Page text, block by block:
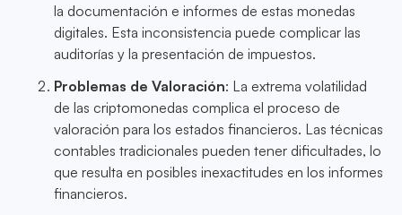
la documentación e informes de estas monedas
digitales. Esta inconsistencia puede complicar las
auditorías y la presentación de impuestos.
Problemas de Valoración: La extrema volatilidad
de las criptomonedas complica el proceso de
valoración para los estados financieros. Las técnicas
contables tradicionales pueden tener dificultades, lo
que resulta en posibles inexactitudes en los informes
financieros.